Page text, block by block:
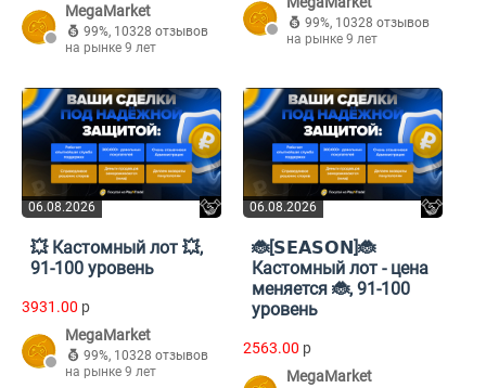
MegaMarket
99%, 10328 отзывов
на рынке 9 лет
99%, 10328 отзывов
на рынке 9 лет
06.08.2026
💥 Кастомный лот 💥,
91-100 уровень
3931.00 p
MegaMarket
99%, 10328 отзывов
на рынке 9 лет
06.08.2026
🐞[𝗦𝗘𝗔𝗦𝗢𝗡]🐞
Кастомный лот - цена
меняется 🐞, 91-100
уровень
2563.00 p
MegaMarket